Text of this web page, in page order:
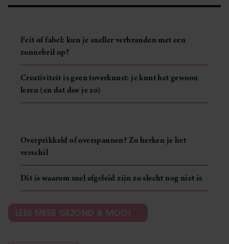
Feit of fabel: kun je sneller verbranden met een
zonnebril op?
Creativiteit is geen toverkunst: je kunt het gewoon
leren (en dat doe je zo)
Overprikkeld of overspannen? Zo herken je het
verschil
Dit is waarom snel afgeleid zijn zo slecht nog niet is
LEES MEER GEZOND & MOOI